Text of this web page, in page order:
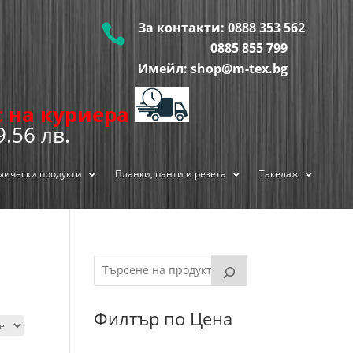
 За контакти:0888 353 562
0885 855799
Имейл: shop@m-tex.bg
на куриера
лв.
продукти Планки, панти и резета Такелаж
Филтър по Цена